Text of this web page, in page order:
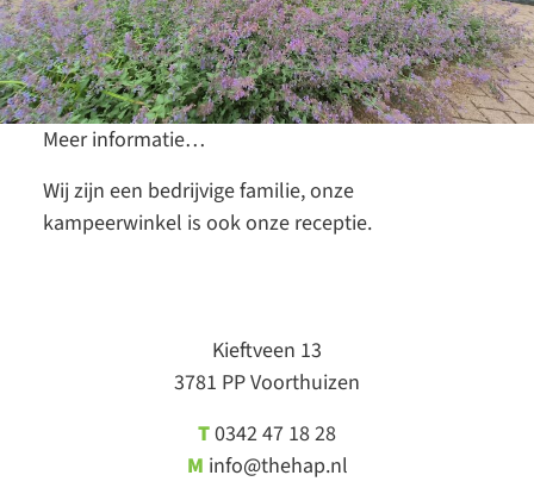
Meer informatie…
Wij zijn een bedrijvige familie, onze
kampeerwinkel is ook onze receptie.
Kieftveen 13
3781 PP Voorthuizen
T0342 47 18 28
M info@thehap.nl